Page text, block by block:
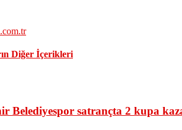
Diğer İçerikleri
Belediyespor satrançta 2 kupa